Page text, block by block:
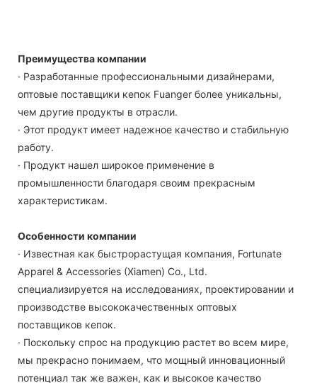
Преимущества компании
· Разработанные профессиональными дизайнерами,
оптовые поставщики кепок Fuanger более уникальны,
чем другие продукты в отрасли.
· Этот продукт имеет надежное качество и стабильную
работу.
· Продукт нашел широкое применение в
промышленности благодаря своим прекрасным
характеристикам.
Особенности компании
· Известная как быстрорастущая компания, Fortunate
Apparel & Accessories (Xiamen) Co., Ltd.
специализируется на исследованиях, проектировании и
производстве высококачественных оптовых
поставщиков кепок.
· Поскольку спрос на продукцию растет во всем мире,
мы прекрасно понимаем, что мощный инновационный
потенциал так же важен, как и высокое качество